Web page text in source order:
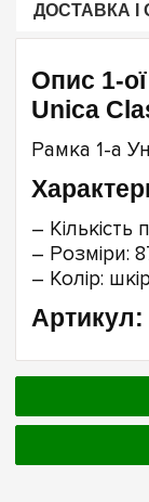
ДОСТАВКА І
Опис 1-
Unica
Рамка 1-а
– Кількість
– Розміри:
– Колір:
Артикул: